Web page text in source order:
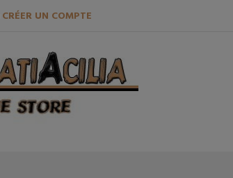
CRÉER UN COMPTE